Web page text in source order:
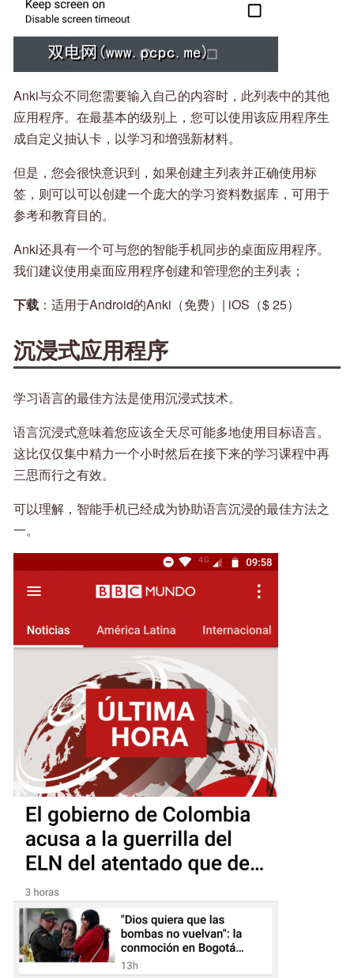
Anki与众不同您需要输入自己的内容时，此列表中的其他
应用程序。在最基本的级别上，您可以使用该应用程序生
成自定义抽认卡，以学习和增强新材料。
但是，您会很快意识到，如果创建主列表并正确使用标
签，则可以可以创建一个庞大的学习资料数据库，可用于
参考和教育目的。
Anki还具有一个可与您的智能手机同步的桌面应用程序。
我们建议使用桌面应用程序创建和管理您的主列表；
下载 ：适用于Android的Anki（免费）| iOS（$ 25）
沉浸式应用程序
学习语言的最佳方法是使用沉浸式技术。
语言沉浸式意味着您应该全天尽可能多地使用目标语言。
这比仅仅集中精力一个小时然后在接下来的学习课程中再
三思而行之有效。
可以理解，智能手机已经成为协助语言沉浸的最佳方法之
一。